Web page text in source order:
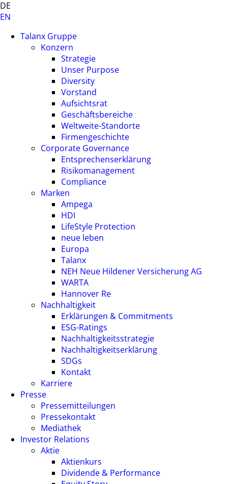
DE
EN
Talanx Gruppe
Konzern
Strategie
Unser Purpose
Diversity
Vorstand
Aufsichtsrat
Geschäftsbereiche
Weltweite-Standorte
Firmengeschichte
Corporate Governance
Entsprechenserklärung
Risikomanagement
Compliance
Marken
Ampega
HDI
LifeStyle Protection
neue leben
Europa
Talanx
NEH Neue Hildener Versicherung AG
WARTA
Hannover Re
Nachhaltigkeit
Erklärungen & Commitments
ESG-Ratings
Nachhaltigkeitsstrategie
Nachhaltigkeitserklärung
SDGs
Kontakt
Karriere
Presse
Pressemitteilungen
Pressekontakt
Mediathek
Investor Relations
Aktie
Aktienkurs
Dividende & Performance